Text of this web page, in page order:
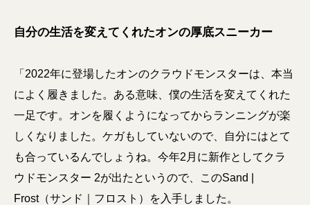
自分の生活を変えてくれたオンの厚底スニーカー
「2022年に登場したオンのクラウドモンスターは、本当
によく履きました。ある意味、僕の生活を変えてくれた
一足です。オンを履くようになってからランニングが楽
しくなりました。ケガもしていないので、自分にはとて
も合っているんでしょうね。今年2月に新作としてクラ
ウドモンスター 2が出たというので、このSand |
Frost（サンド｜フロスト）を入手しました。